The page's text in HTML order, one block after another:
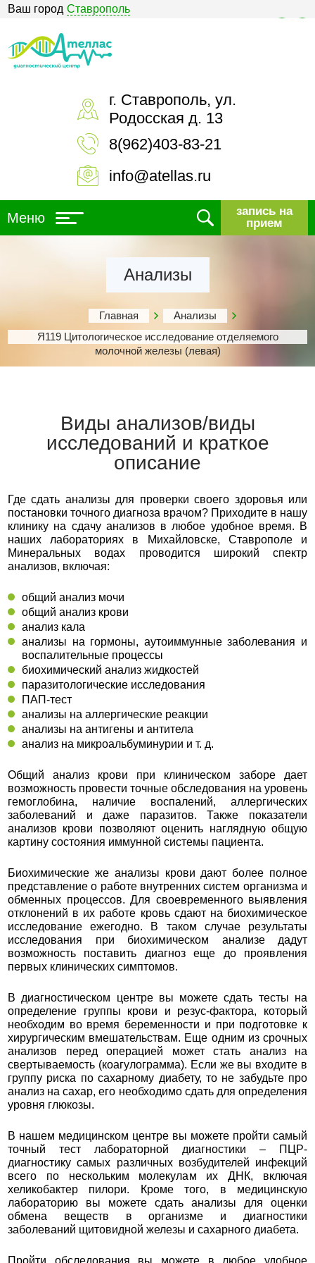
Ваш город Ставрополь
г. Ставрополь, ул.
Родосская д. 13
8(962)403-83-21
info@atellas.ru
Меню
запись на
прием
Анализы
Главная
Анализы
Я119 Цитологическое исследование отделяемого
молочной железы (левая)
Виды анализов/виды
исследований и краткое
описание
Где сдать анализы для проверки своего здоровья или
постановки точного диагноза врачом? Приходите в нашу
клинику на сдачу анализов в любое удобное время. В
наших лабораториях в Михайловске, Ставрополе и
Минеральных водах проводится широкий спектр
анализов, включая:
общий анализ мочи
общий анализ крови
анализ кала
анализы на гормоны, аутоиммунные заболевания и
воспалительные процессы
биохимический анализ жидкостей
паразитологические исследования
ПАП-тест
анализы на аллергические реакции
анализы на антигены и антитела
анализ на микроальбуминурии и т. д.
Общий анализ крови при клиническом заборе дает
возможность провести точные обследования на уровень
гемоглобина, наличие воспалений, аллергических
заболеваний и даже паразитов. Также показатели
анализов крови позволяют оценить наглядную общую
картину состояния иммунной системы пациента.
Биохимические же анализы крови дают более полное
представление о работе внутренних систем организма и
обменных процессов. Для своевременного выявления
отклонений в их работе кровь сдают на биохимическое
исследование ежегодно. В таком случае результаты
исследования при биохимическом анализе дадут
возможность поставить диагноз еще до проявления
первых клинических симптомов.
В диагностическом центре вы можете сдать тесты на
определение группы крови и резус-фактора, который
необходим во время беременности и при подготовке к
хирургическим вмешательствам. Еще одним из срочных
анализов перед операцией может стать анализ на
свертываемость (коагулограмма). Если же вы входите в
группу риска по сахарному диабету, то не забудьте про
анализ на сахар, его необходимо сдать для определения
уровня глюкозы.
В нашем медицинском центре вы можете пройти самый
точный тест лабораторной диагностики – ПЦР-
диагностику самых различных возбудителей инфекций
всего по нескольким молекулам их ДНК, включая
хеликобактер пилори. Кроме того, в медицинскую
лабораторию вы можете сдать анализы для оценки
обмена веществ в организме и диагностики
заболеваний щитовидной железы и сахарного диабета.
Пройти обследования вы можете в любое удобное